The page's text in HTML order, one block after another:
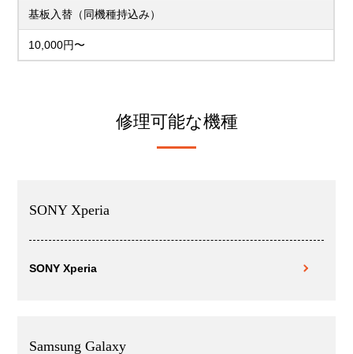
基板入替（同機種持込み）
10,000円〜
修理可能な機種
SONY Xperia
SONY Xperia
Samsung Galaxy